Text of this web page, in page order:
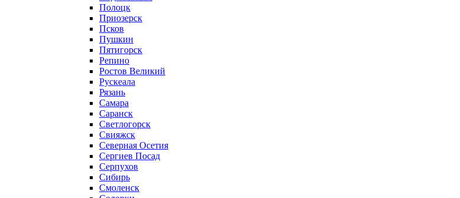
Полоцк
Приозерск
Псков
Пушкин
Пятигорск
Репино
Ростов Великий
Рускеала
Рязань
Самара
Саранск
Светлогорск
Свияжск
Северная Осетия
Сергиев Посад
Серпухов
Сибирь
Смоленск